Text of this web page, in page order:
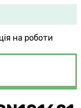
на роботи